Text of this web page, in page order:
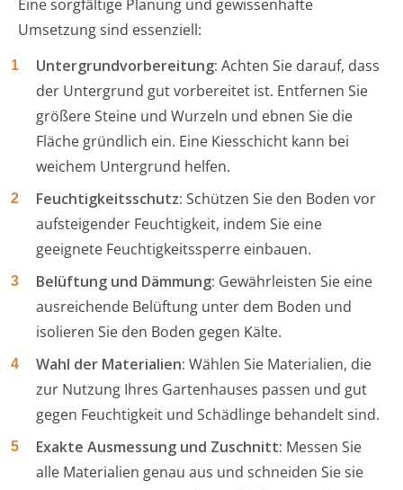
Eine sorgfältige Planung und gewissenhafte
Umsetzung sind essenziell:
Untergrundvorbereitung: Achten Sie darauf, dass
der Untergrund gut vorbereitet ist. Entfernen Sie
größere Steine und Wurzeln und ebnen Sie die
Fläche gründlich ein. Eine Kiesschicht kann bei
weichem Untergrund helfen.
Feuchtigkeitsschutz: Schützen Sie den Boden vor
aufsteigender Feuchtigkeit, indem Sie eine
geeignete Feuchtigkeitssperre einbauen.
Belüftung und Dämmung: Gewährleisten Sie eine
ausreichende Belüftung unter dem Boden und
isolieren Sie den Boden gegen Kälte.
Wahl der Materialien: Wählen Sie Materialien, die
zur Nutzung Ihres Gartenhauses passen und gut
gegen Feuchtigkeit und Schädlinge behandelt sind.
Exakte Ausmessung und Zuschnitt: Messen Sie
alle Materialien genau aus und schneiden Sie sie